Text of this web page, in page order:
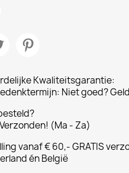
Kwaliteitsgarantie:
Niet goed?
(Ma - Za)
vanaf € 60,- GRATIS
én België